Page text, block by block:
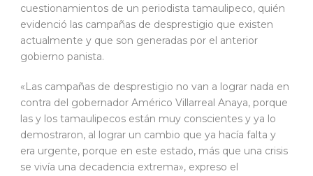
cuestionamientos de un periodista tamaulipeco, quién
evidenció las campañas de desprestigio que existen
actualmente y que son generadas por el anterior
gobierno panista.
«Las campañas de desprestigio no van a lograr nada en
contra del gobernador Américo Villarreal Anaya, porque
las y los tamaulipecos están muy conscientes y ya lo
demostraron, al lograr un cambio que ya hacía falta y
era urgente, porque en este estado, más que una crisis
se vivía una decadencia extrema», expreso el